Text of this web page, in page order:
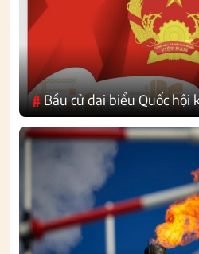
#Bầu cử đại biểu Quốc hội